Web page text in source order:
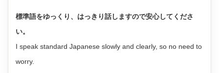
標準語をゆっくり、はっきり話しますので安心してくださ
い。
I speak standard Japanese slowly and clearly, so no need to
worry.